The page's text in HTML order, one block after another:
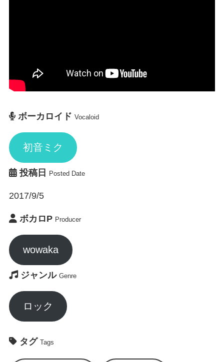
ボーカロイド Vocaloid
初音ミク
投稿日 Posted Date
2017/9/5
ボカロP Producer
wowaka
ジャンル Genre
ロック
タグ Tags